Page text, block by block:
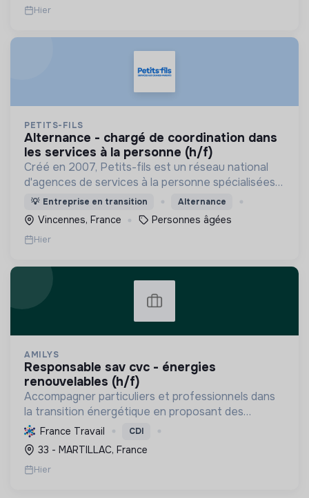
Hier
PETITS-FILS
alternance - chargé de coordination dans
les services à la personne (h/f)
Créé en 2007, Petits-fils est un réseau national
d'agences de services à la personne spécialisées
dans l'aide à domicile pour les personnes âgées.
💡 Entreprise en transition Alternance
Vincennes, France Personnes âgées
Hier
AMILYS
responsable sav cvc - énergies
renouvelables (h/f)
Accompagner particuliers et professionnels dans
la transition énergétique en proposant des
solutions durables pour réduire la consommation
d'énergie, améliorer le confort et diminuer les
factures.
France Travail CDI
33 - MARTILLAC, France
Hier